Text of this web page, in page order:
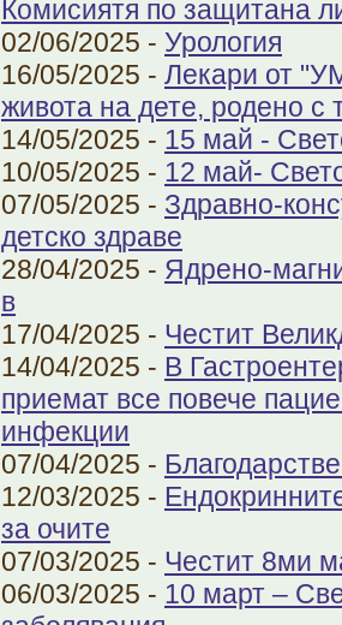
Комисиятя по защитана
02/06/2025 - Урология
16/05/2025 - Лекари от
живота на дете, родено с
14/05/2025 - 15 май -
10/05/2025 - 12 май-
07/05/2025 - Здравно-
детско здраве
28/04/2025 - Ядрено-
в
17/04/2025 - Честит
14/04/2025 - В
приемат все повече
инфекции
07/04/2025 -
12/03/2025 -
за очите
07/03/2025 - Честит 8ми
06/03/2025 - 10 март –